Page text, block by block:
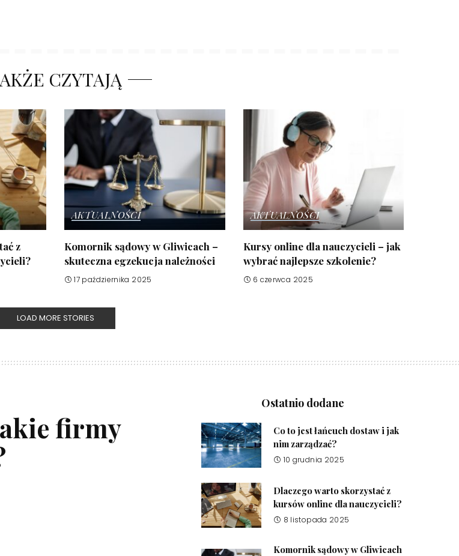
CZYTAJĄ
z
AKTUALNOŚCI
Komornik sądowy w Gliwicach –
skuteczna egzekucja należności
17 października 2025
AKTUALNOŚCI
Kursy online dla nauczycieli – jak
wybrać najlepsze szkolenie?
6 czerwca 2025
LOAD MORE STORIES
firmy
Ostatnio dodane
Co to jest łańcuch dostaw i jak
nim zarządzać?
10 grudnia 2025
Dlaczego warto skorzystać z
kursów online dla nauczycieli?
8 listopada 2025
Komornik sądowy w Gliwicach